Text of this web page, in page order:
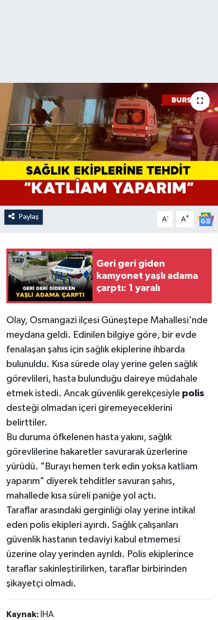
Paylaş A- A+
Geri geri giden
kamyonet yaşlı adama
çarptı: 1 yaralı
Olay, Osmangazi ilçesi Güneştepe Mahallesi'nde
meydana geldi. Edinilen bilgiye göre, bir evde
fenalaşan şahıs için sağlık ekiplerine ihbarda
bulunuldu. Kısa sürede olay yerine gelen sağlık
görevlileri, hasta bulunduğu daireye müdahale
etmek istedi. Ancak güvenlik gerekçesiyle polis
desteği olmadan içeri giremeyeceklerini
belirttiler.
Bu duruma öfkelenen hasta yakını, sağlık
görevlilerine hakaretler savurarak üzerlerine
yürüdü. "Burayı hemen terk edin yoksa katliam
yaparım" diyerek tehditler savuran şahıs,
mahallede kısa süreli paniğe yol açtı.
Taraflar arasındaki gerginliği olay yerine intikal
eden polis ekipleri ayırdı. Sağlık çalışanları
güvenlik hastanın tedaviyi kabul etmemesi
üzerine olay yerinden ayrıldı. Polis ekiplerince
taraflar sakinleştirilirken, taraflar birbirinden
şikayetçi olmadı.
Kaynak: İHA